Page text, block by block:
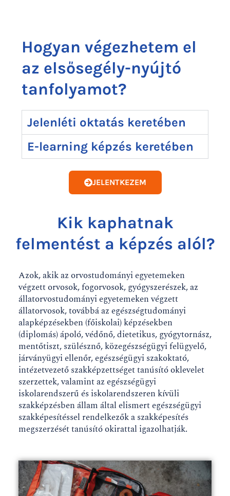
Hogyan végezhetem el
az elsősegély-nyújtó
tanfolyamot?
Jelenléti oktatás keretében
E-learning képzés keretében
JELENTKEZEM
Kik kaphatnak
felmentést a képzés alól?
Azok, akik az orvostudományi egyetemeken
végzett orvosok, fogorvosok, gyógyszerészek, az
állatorvostudományi egyetemeken végzett
állatorvosok, továbbá az egészségtudományi
alapképzésekben (főiskolai) képzésekben
(diplomás) ápoló, védőnő, dietetikus, gyógytornász,
mentőtiszt, szülésznő, közegészségügyi felügyelő,
járványügyi ellenőr, egészségügyi szakoktató,
intézetvezető szakképzettséget tanúsító oklevelet
szerzettek, valamint az egészségügyi
iskolarendszerű és iskolarendszeren kívüli
szakképzésben állam által elismert egészségügyi
szakképesítéssel rendelkezők a szakképesítés
megszerzését tanúsító okirattal igazolhatják.